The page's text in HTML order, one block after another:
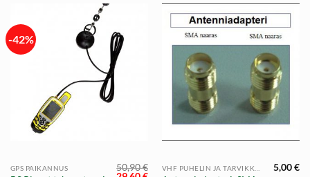
-42%
GPS PAIKANNUS 50,90€ VHF PUHELIN JA TARVIKKEET 5,00€